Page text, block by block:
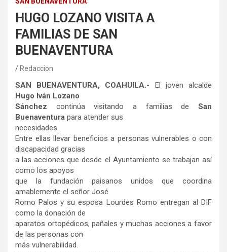
HUGO LOZANO VISITA A
FAMILIAS DE SAN
BUENAVENTURA
Redaccion
SAN BUENAVENTURA, COAHUILA.- El joven alcalde
Hugo Iván Lozano
Sánchez continúa visitando a familias de San
Buenaventura para atender sus
necesidades.
Entre ellas llevar beneficios a personas vulnerables o con
discapacidad gracias
a las acciones que desde el Ayuntamiento se trabajan así
como los apoyos
que la fundación paisanos unidos que coordina
amablemente el señor José
Romo Palos y su esposa Lourdes Romo entregan al DIF
como la donación de
aparatos ortopédicos, pañales y muchas acciones a favor
de las personas con
más vulnerabilidad.